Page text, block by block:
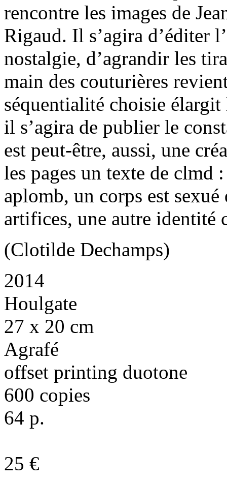
rencontre les images de
Rigaud. Il s’agira d’éditer
nostalgie, d’agrandir les
main des couturières
séquentialité choisie
il s’agira de publier le
est peut-être, aussi, une
les pages un texte de clmd
aplomb, un corps est
artifices, une autre identité
(Clotilde Dechamps)
2014
Houlgate
27 x 20 cm
Agrafé
offset printing duotone
600 copies
64 p.
25 €